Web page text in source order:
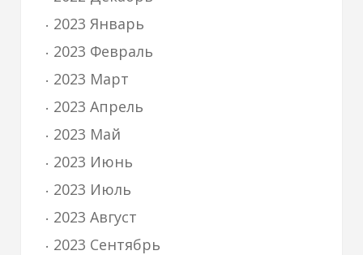
2023 Январь
2023 Февраль
2023 Март
2023 Апрель
2023 Май
2023 Июнь
2023 Июль
2023 Август
2023 Сентябрь